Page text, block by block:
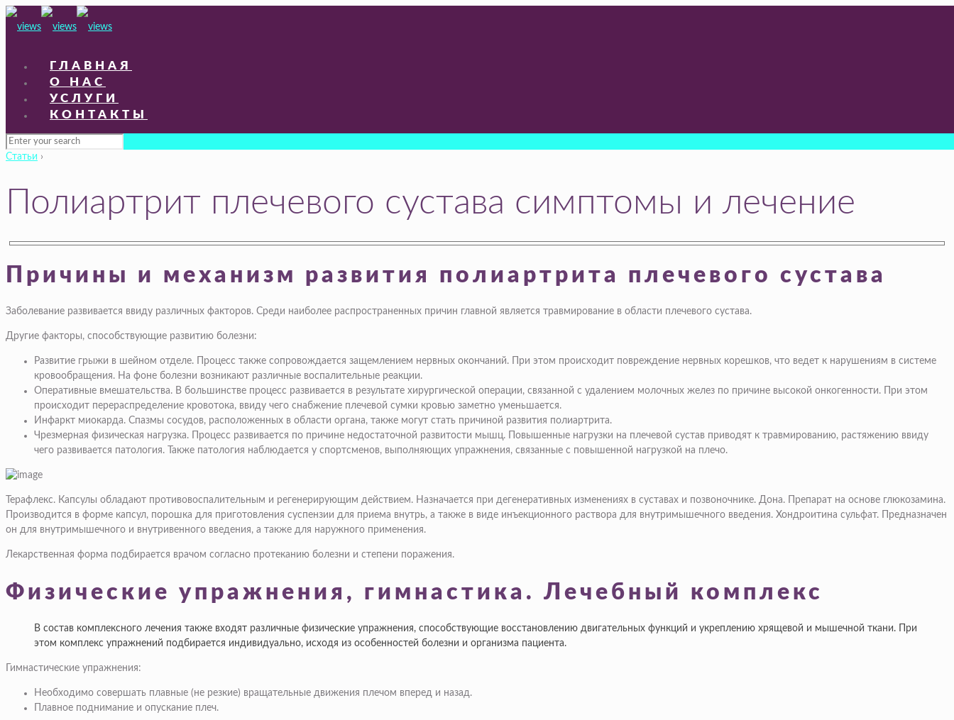
ГЛАВНАЯ
О НАС
УСЛУГИ
КОНТАКТЫ
Статьи ›
Полиартрит плечевого сустава симптомы и лечение
Причины и механизм развития полиартрита плечевого сустава
Заболевание развивается ввиду различных факторов. Среди наиболее распространенных причин главной является травмирование в области плечевого сустава.
Другие факторы, способствующие развитию болезни:
Развитие грыжи в шейном отделе. Процесс также сопровождается защемлением нервных окончаний. При этом происходит повреждение нервных корешков, что ведет к нарушениям в системе
кровообращения. На фоне болезни возникают различные воспалительные реакции.
Оперативные вмешательства. В большинстве процесс развивается в результате хирургической операции, связанной с удалением молочных желез по причине высокой онкогенности. При этом
происходит перераспределение кровотока, ввиду чего снабжение плечевой сумки кровью заметно уменьшается.
Инфаркт миокарда. Спазмы сосудов, расположенных в области органа, также могут стать причиной развития полиартрита.
Чрезмерная физическая нагрузка. Процесс развивается по причине недостаточной развитости мышц. Повышенные нагрузки на плечевой сустав приводят к травмированию, растяжению ввиду
чего развивается патология. Также патология наблюдается у спортсменов, выполняющих упражнения, связанные с повышенной нагрузкой на плечо.
Терафлекс. Капсулы обладают противовоспалительным и регенерирующим действием. Назначается при дегенеративных изменениях в суставах и позвоночнике. Дона. Препарат на основе глюкозамина.
Производится в форме капсул, порошка для приготовления суспензии для приема внутрь, а также в виде инъекционного раствора для внутримышечного введения. Хондроитина сульфат. Предназначен
он для внутримышечного и внутривенного введения, а также для наружного применения.
Лекарственная форма подбирается врачом согласно протеканию болезни и степени поражения.
Физические упражнения, гимнастика. Лечебный комплекс
В состав комплексного лечения также входят различные физические упражнения, способствующие восстановлению двигательных функций и укреплению хрящевой и мышечной ткани. При
этом комплекс упражнений подбирается индивидуально, исходя из особенностей болезни и организма пациента.
Гимнастические упражнения:
Необходимо совершать плавные (не резкие) вращательные движения плечом вперед и назад.
Плавное поднимание и опускание плеч.